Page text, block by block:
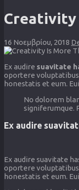
Creativity
16 Νοεμβρίου, 2018
Ex audire suavitate
oportere voluptatibus
honestatis et eum.
No dolorem
signiferumque.
Ex audire
Ex audire suavitate
oportere voluptatibus
honestatis et eum.